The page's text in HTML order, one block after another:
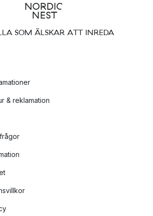
SOM ÄLSKAR ATT INREDA
& reklamation